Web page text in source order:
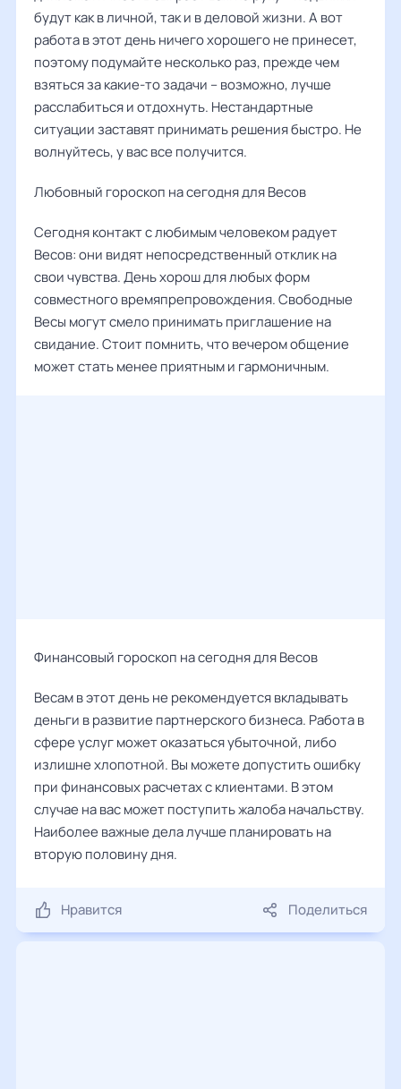
будут как в личной, так и в деловой жизни. А вот
работа в этот день ничего хорошего не принесет,
поэтому подумайте несколько раз, прежде чем
взяться за какие-то задачи – возможно, лучше
расслабиться и отдохнуть. Нестандартные
ситуации заставят принимать решения быстро. Не
волнуйтесь, у вас все получится.
Любовный гороскоп на сегодня для Весов
Сегодня контакт с любимым человеком радует
Весов: они видят непосредственный отклик на
свои чувства. День хорош для любых форм
совместного времяпрепровождения. Свободные
Весы могут смело принимать приглашение на
свидание. Стоит помнить, что вечером общение
может стать менее приятным и гармоничным.
Финансовый гороскоп на сегодня для Весов
Весам в этот день не рекомендуется вкладывать
деньги в развитие партнерского бизнеса. Работа в
сфере услуг может оказаться убыточной, либо
излишне хлопотной. Вы можете допустить ошибку
при финансовых расчетах с клиентами. В этом
случае на вас может поступить жалоба начальству.
Наиболее важные дела лучше планировать на
вторую половину дня.
Нравится Поделиться